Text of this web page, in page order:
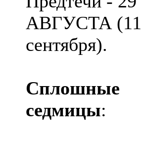
АВГУСТА (11
сентября).
Сплошные
седмицы: